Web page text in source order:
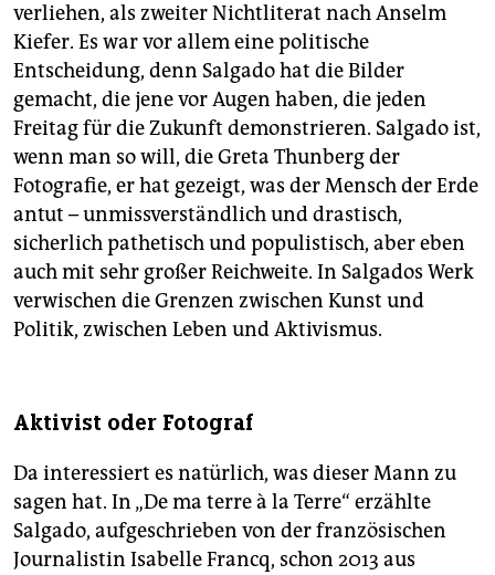
verliehen, als zweiter Nichtliterat nach Anselm
Kiefer. Es war vor allem eine politische
Entscheidung, denn Salgado hat die Bilder
gemacht, die jene vor Augen haben, die jeden
Freitag für die Zukunft demonstrieren. Salgado ist,
wenn man so will, die Greta Thunberg der
Fotografie, er hat gezeigt, was der Mensch der Erde
antut – unmissverständlich und drastisch,
sicherlich pathetisch und populistisch, aber eben
auch mit sehr großer Reichweite. In Salgados Werk
verwischen die Grenzen zwischen Kunst und
Politik, zwischen Leben und Aktivismus.
Aktivist oder Fotograf
Da interessiert es natürlich, was dieser Mann zu
sagen hat. In „De ma terre à la Terre“ erzählte
Salgado, aufgeschrieben von der französischen
Journalistin Isabelle Francq, schon 2013 aus